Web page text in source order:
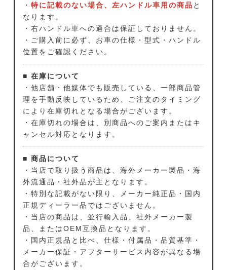
・ 特に記載のない場合、左ハンドル車用の商品 と
なります。
・右ハンドル車への適合は保証しておりません。
・ご購入前に必ず、お車の仕様・型式・ハンドル
位置をご確認ください。
■ 在庫について
・他店舗・他媒体でも販売している、一部商品管
理を手動反映しているため、ご注文のタイミング
により在庫切れとなる場合がございます。
・在庫切れの場合は、別商品へのご案内またはキ
ャンセル対応となります。
■ 商品について
・当店で取り扱う商品は、海外メーカー製品・海
外流通品・社外品が主となります。
・特別な記載がない限り、メーカー純正品・国内
正規ディーラー品ではございません。
・当店の商品は、並行輸入品、社外メーカー製
品、またはOEM互換品となります。
・国内正規品と比べ、仕様・付属品・品質基準・
メーカー保証・アフターサービス内容が異なる場
合がございます。